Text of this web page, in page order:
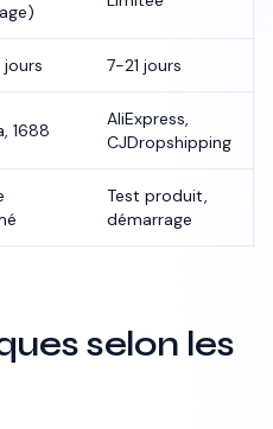
7-21 jours
1688
AliExpress,
CJDropshipping
Test produit,
démarrage
selon les